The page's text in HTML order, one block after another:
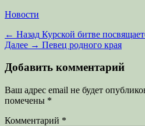
Категории
Новости
Навигация
по
записям
← Назад Предыдущая
запись:
Курской битве
Далее → Следующая
Певец родного края
Добавить комментарий
Ваш адрес email не будет
помечены *
Комментарий *